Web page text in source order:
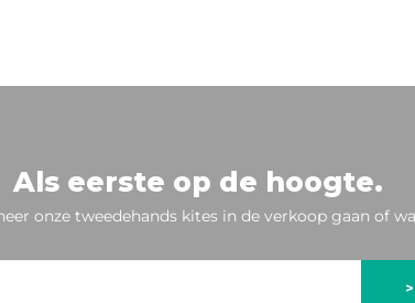
Als eerste op de hoogte.
onze tweedehands kites in de verkoop gaan of